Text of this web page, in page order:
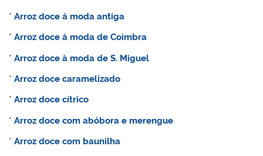
*Arroz doce á moda antiga
*Arroz doce á moda de Coimbra
*Arroz doce à moda de S. Miguel
*Arroz doce caramelizado
*Arroz doce cítrico
*Arroz doce com abóbora e merengue
*Arroz doce com baunilha